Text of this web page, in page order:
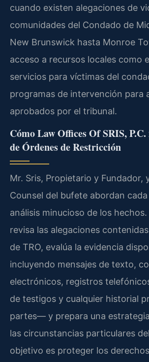
cuando existen alegaciones de
comunidades del Condado de
New Brunswick hasta Monroe
acceso a recursos locales como
servicios para víctimas del
programas de intervención para
aprobados por el tribunal.
Cómo Law Offices Of SRIS,
de Órdenes de Restricción
Mr. Sris, Propietario y Fundador,
Counsel del bufete abordan
análisis minucioso de los
revisa las alegaciones
de TRO, evalúa la evidencia
incluyendo mensajes de texto,
electrónicos, registros
de testigos y cualquier historial
partes— y prepara una
las circunstancias particulares
objetivo es proteger los